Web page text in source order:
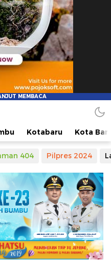
Kotabaru Kota
404 Pilpres 2024